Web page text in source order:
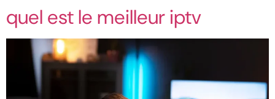
quel est le meilleur iptv